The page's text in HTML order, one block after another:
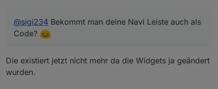
@sigi234 Bekommt man deine Navi Leiste auch als
Code?
Die existiert jetzt nicht mehr da die Widgets ja geändert
wurden.